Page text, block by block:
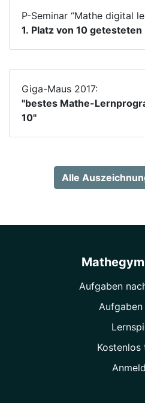
P-Seminar “Mathe digital
1. Platz von 10
Giga-Maus 2017:
"bestes Mathe-
10"
Alle
Aufgaben
Aufgaben
Kostenlos